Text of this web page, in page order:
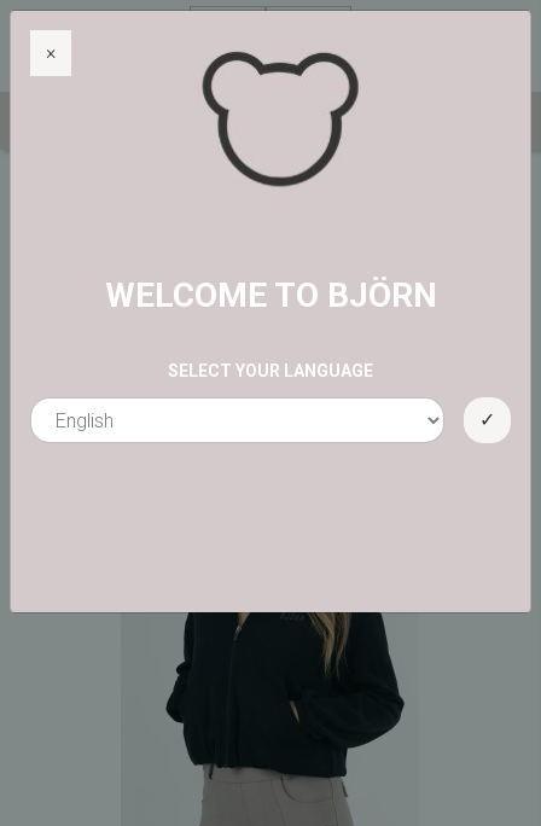
@björnequestrian
Startseite Angebote
1 2 3 4 Weiter»
×
WELCOME TO BJÖRN
SELECT YOUR LANGUAGE
✓